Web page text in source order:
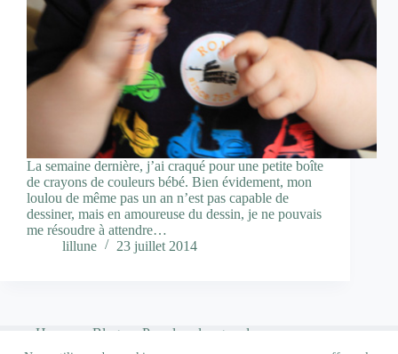
La semaine dernière, j’ai craqué pour une petite boîte
de crayons de couleurs bébé. Bien évidement, mon
loulou de même pas un an n’est pas capable de
dessiner, mais en amoureuse du dessin, je ne pouvais
me résoudre à attendre…
lillune
23 juillet 2014
Home Blog
Pour les plus grands…
Qui suis-je ?